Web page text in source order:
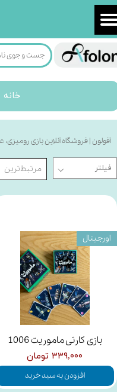
حساب کاربری من
تغییر گذر واژه
سفارشات
خروج از حساب کاربری
آفولون | فروشگاه آنلاین بازی
مرتبط‌ترین
بازی کارتی ماموریت 1006
۳۳۹,۰۰۰ تومان
افزودن به سبد خرید
اورجینال